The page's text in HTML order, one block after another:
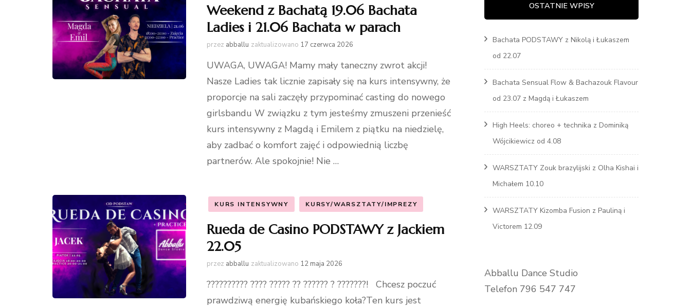
Weekend z Bachatą 19.06 Bachata
Ladies i 21.06 Bachata w parach
przez abballu zaktualizowano 17 czerwca 2026
UWAGA, UWAGA! Mamy mały taneczny zwrot akcji!
Nasze Ladies tak licznie zapisały się na kurs intensywny, że
proporcje na sali zaczęły przypominać casting do nowego
girlsbandu W związku z tym jesteśmy zmuszeni przenieść
kurs intensywny z Magdą i Emilem z piątku na niedzielę,
aby zadbać o komfort zajęć i odpowiednią liczbę
partnerów. Ale spokojnie! Nie …
KURS INTENSYWNY KURSY/WARSZTATY/IMPREZY
Rueda de Casino PODSTAWY z Jackiem
22.05
przez abballu zaktualizowano 12 maja 2026
?????????? ???? ????? ?? ?????? ? ???????! Chcesz poczuć
prawdziwą energię kubańskiego koła?Ten kurs jest
OSTATNIE WPISY
Bachata PODSTAWY z Nikolą i Łukaszem
od 22.07
Bachata Sensual Flow & Bachazouk Flavour
od 23.07 z Magdą i Łukaszem
High Heels: choreo + technika z Dominiką
Wójcikiewicz od 4.08
WARSZTATY Zouk brazylijski z Olha Kishai i
Michałem 10.10
WARSZTATY Kizomba Fusion z Pauliną i
Victorem 12.09
Abballu Dance Studio
Telefon 796 547 747